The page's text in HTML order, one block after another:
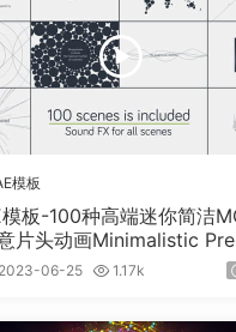
模板
板-100种高端迷你简洁
片头动画Minimalistic
Pack
2023-06-25 1.17k